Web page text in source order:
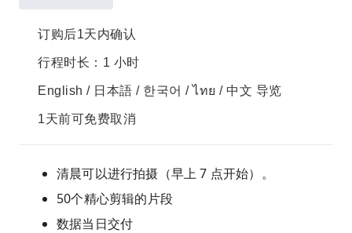
订购后1天内确认
行程时长：1 小时
English / 日本語 / 한국어 / ไทย / 中文 导览
1天前可免费取消
清晨可以进行拍摄（早上 7 点开始）。
50个精心剪辑的片段
数据当日交付